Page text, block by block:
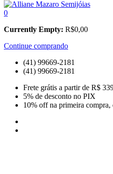
0
Currently Empty: R$0,00
Continue comprando
(41) 99669-2181
(41) 99669-2181
Frete grátis a partir de R$
5% de desconto no PIX
10% off na primeira